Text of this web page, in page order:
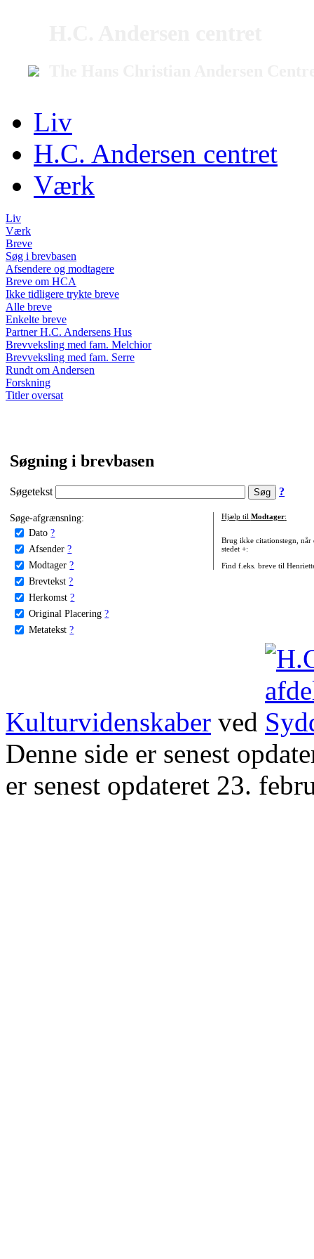
Liv
H.C. Andersen centret
Værk
Liv
Værk
Breve
Søg i brevbasen
Afsendere og modtagere
Breve om HCA
Ikke tidligere trykte breve
Alle breve
Enkelte breve
Partner H.C. Andersens Hus
Brevveksling med fam. Melchior
Brevveksling med fam. Serre
Rundt om Andersen
Forskning
Titler oversat
Søgning i brevbasen
Søgetekst ?
Søge-afgrænsning:
Dato ?
Afsender ?
Modtager ?
Brevtekst ?
Herkomst ?
Original Placering ?
Metatekst ?
Hjælp til Modtager:
Brug ikke citationstegn, når
stedet +:
Find f.eks. breve til
Kulturvidenskaber ved
Denne side er senest
er senest opdateret 23.